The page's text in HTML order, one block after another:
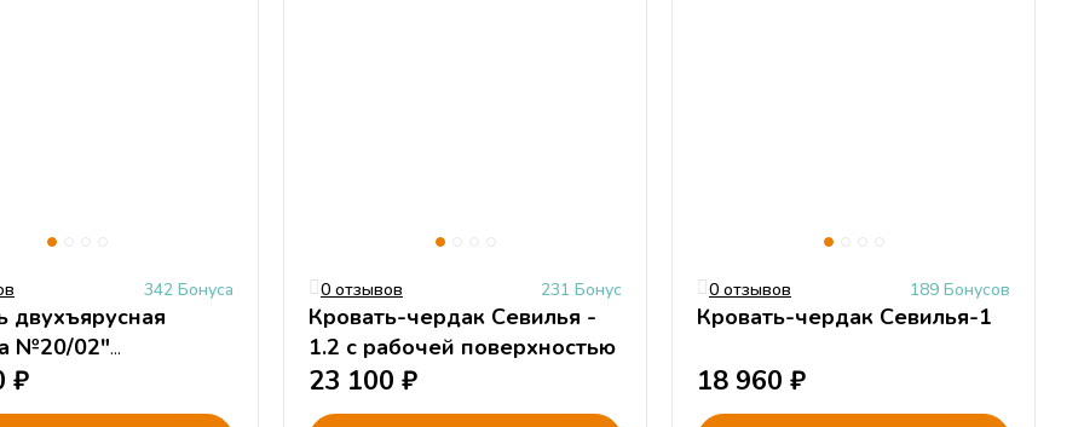
342 Бонуса
двухъярусная
№20/02"
₽
0 отзывов 231 Бонус
Кровать-чердак Севилья -
1.2 с рабочей поверхностью
23 100 ₽
0 отзывов 189 Бонусов
Кровать-чердак Севилья-1
18 960 ₽